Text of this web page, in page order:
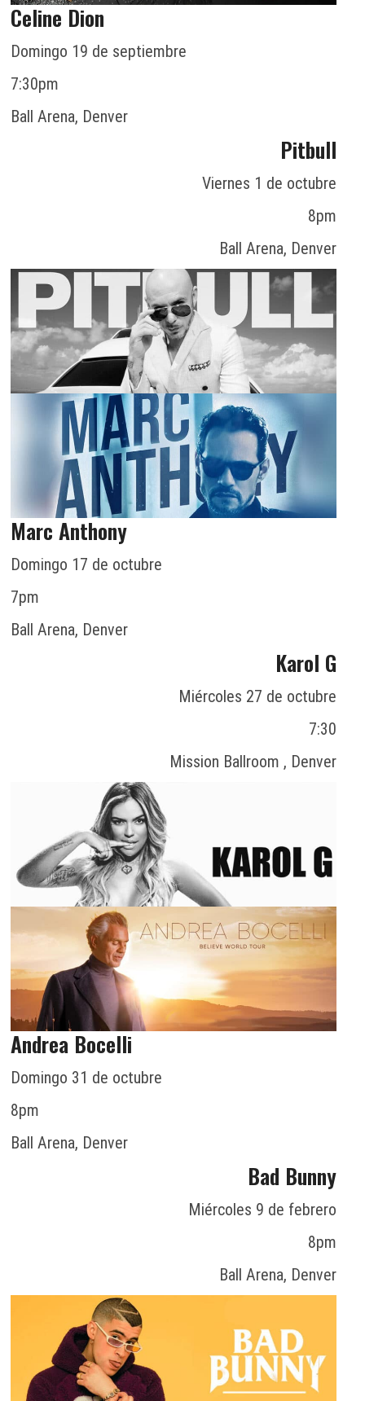
Celine Dion
Domingo 19 de septiembre
7:30pm
Ball Arena, Denver
Pitbull
Viernes 1 de octubre
8pm
Ball Arena, Denver
Marc Anthony
Domingo 17 de octubre
7pm
Ball Arena, Denver
Karol G
Miércoles 27 de octubre
7:30
Mission Ballroom , Denver
Andrea Bocelli
Domingo 31 de octubre
8pm
Ball Arena, Denver
Bad Bunny
Miércoles 9 de febrero
8pm
Ball Arena, Denver